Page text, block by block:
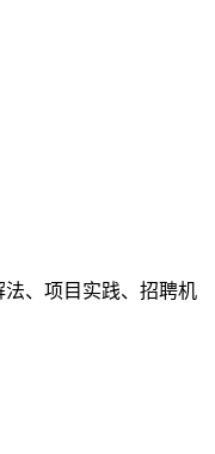
法、项目实践、招聘机